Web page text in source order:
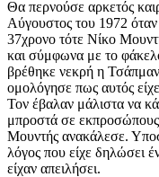
Θα περνούσε αρκετός
Αύγουστος του 1972
37χρονο τότε Νίκο
και σύμφωνα με το
βρέθηκε νεκρή η
ομολόγησε πως αυτός
Τον έβαλαν μάλιστα να
μπροστά σε
Μουντής ανακάλεσε.
λόγος που είχε δηλώσει
είχαν απειλήσει.